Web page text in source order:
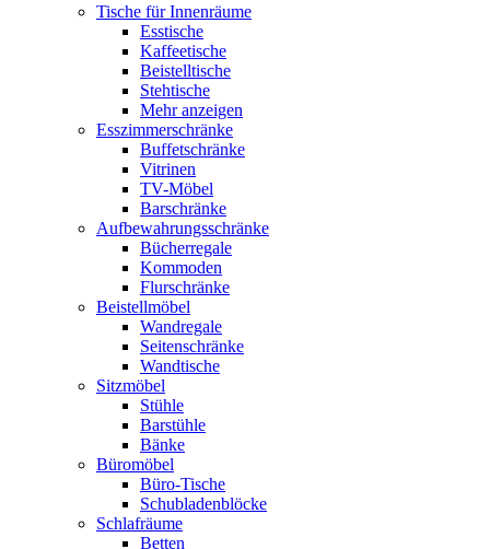
Tische für Innenräume
Esstische
Kaffeetische
Beistelltische
Stehtische
Mehr anzeigen
Esszimmerschränke
Buffetschränke
Vitrinen
TV-Möbel
Barschränke
Aufbewahrungsschränke
Bücherregale
Kommoden
Flurschränke
Beistellmöbel
Wandregale
Seitenschränke
Wandtische
Sitzmöbel
Stühle
Barstühle
Bänke
Büromöbel
Büro-Tische
Schubladenblöcke
Schlafräume
Betten